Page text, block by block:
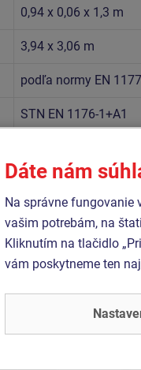
0,94 x 0,06 x 1,3 m
3,94 x 3,06 m
podľa normy EN
STN EN 1176-1+A1
obojstranná
KTA6200K -
Dáte nám
Na správne fungovanie
vašim potrebám, na
Kliknutím na tlačidlo
vám poskytneme ten